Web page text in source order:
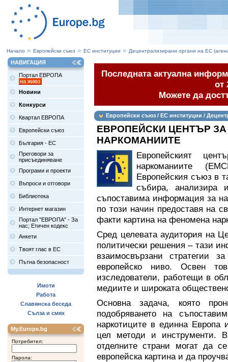
Начало Европейски съюз ЕС институции Децентрализирани органи на ЕС
НАВИГАЦИЯ
Портал ЕВРОПА
на живо
Новини
Конкурси
Квартал ЕВРОПА
Европейски съюз
България - ЕС
Преговори за
присъединяване
Програми и проекти
Въпроси и отговори
Библиотека
Интернет магазин
Портал "ЕВРОПА" - За
нас; Етичен кодекс
Анкети
Твоят глас в ЕС
Пътна безопасност
Имоти
Работа
Славянска беседа
Сълза и смях
My.Europe.bg
Потребител:
Парола:
Последната актуална
от
Можете да
Европейски съюз / ЕС институции /
ЕВРОПЕЙСКИ ЦЕНТЪР
НАРКОМАНИИТЕ
Европейският
наркоманиите
Европейския съюз в
събира, анализира
съпоставима информация за
по този начин предоставя на
факти картина на феномена
Сред целевата аудитория на
политически решения – тази
взаимосвързани стратегии
европейско ниво. Освен
изследователи, работещи в
медиите и широката
Основна задача, която
подобряването на
наркотиците в единна Европа
цел методи и инструменти.
отделните страни могат да
европейска картина и да